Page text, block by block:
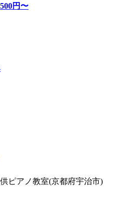
円〜
ピアノ教室(京都府宇治市)